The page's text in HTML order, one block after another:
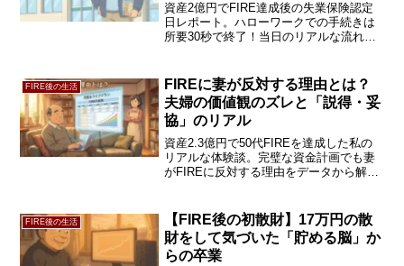
資産2億円でFIRE達成後の失業保険認定
日レポート。ハローワークでの手続きは
所要30秒で終了！当日のリアルな流れや
ザを公開。FIRE民ならではの攻略法で
す。
FIRE後の生活
FIREに妻が反対する理由とは？
夫婦の価値観のズレと「説得・妥
協」のリアル
資産2.3億円で50代FIREを達成した私の
リアルな体験談。完璧な資金計画でも妻
がFIREに反対する理由をデータから解
ます。あなたの妥協案もぜひ教えてくだ
さい！
FIRE後の生活
【FIRE後の初散財】17万円の散
財をして気づいた「貯める脳」か
らの卒業